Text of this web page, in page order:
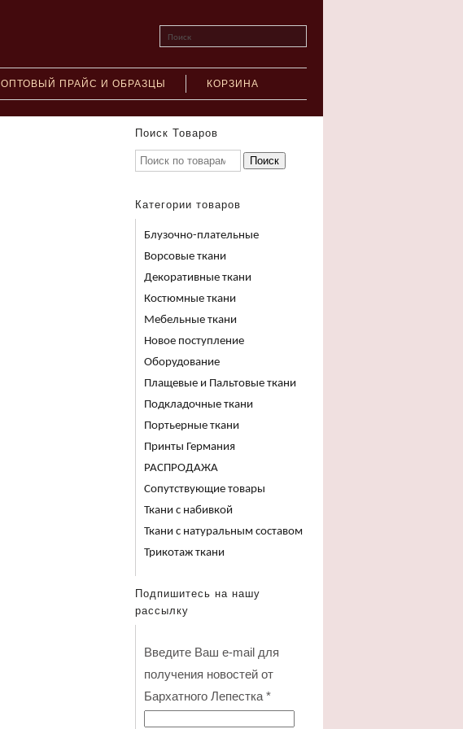
Поиск
ОПТОВЫЙ ПРАЙС И ОБРАЗЦЫ КОРЗИНА
Поиск Товаров
Поиск
Категории товаров
Блузочно-плательные
Ворсовые ткани
Декоративные ткани
Костюмные ткани
Мебельные ткани
Новое поступление
Оборудование
Плащевые и Пальтовые ткани
Подкладочные ткани
Портьерные ткани
Принты Германия
РАСПРОДАЖА
Сопутствующие товары
Ткани с набивкой
Ткани с натуральным составом
Трикотаж ткани
Подпишитесь на нашу
рассылку
Введите Ваш e-mail для
получения новостей от
Бархатного Лепестка *